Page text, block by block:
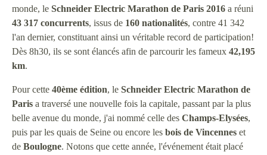
monde, le Schneider Electric Marathon de Paris 2016 a réuni
43 317 concurrents, issus de 160 nationalités, contre 41 342
l'an dernier, constituant ainsi un véritable record de participation!
Dès 8h30, ils se sont élancés afin de parcourir les fameux 42,195
km.
Pour cette 40ème édition, le Schneider Electric Marathon de
Paris a traversé une nouvelle fois la capitale, passant par la plus
belle avenue du monde, j'ai nommé celle des Champs-Elysées,
puis par les quais de Seine ou encore les bois de Vincennes et
de Boulogne. Notons que cette année, l'événement était placé